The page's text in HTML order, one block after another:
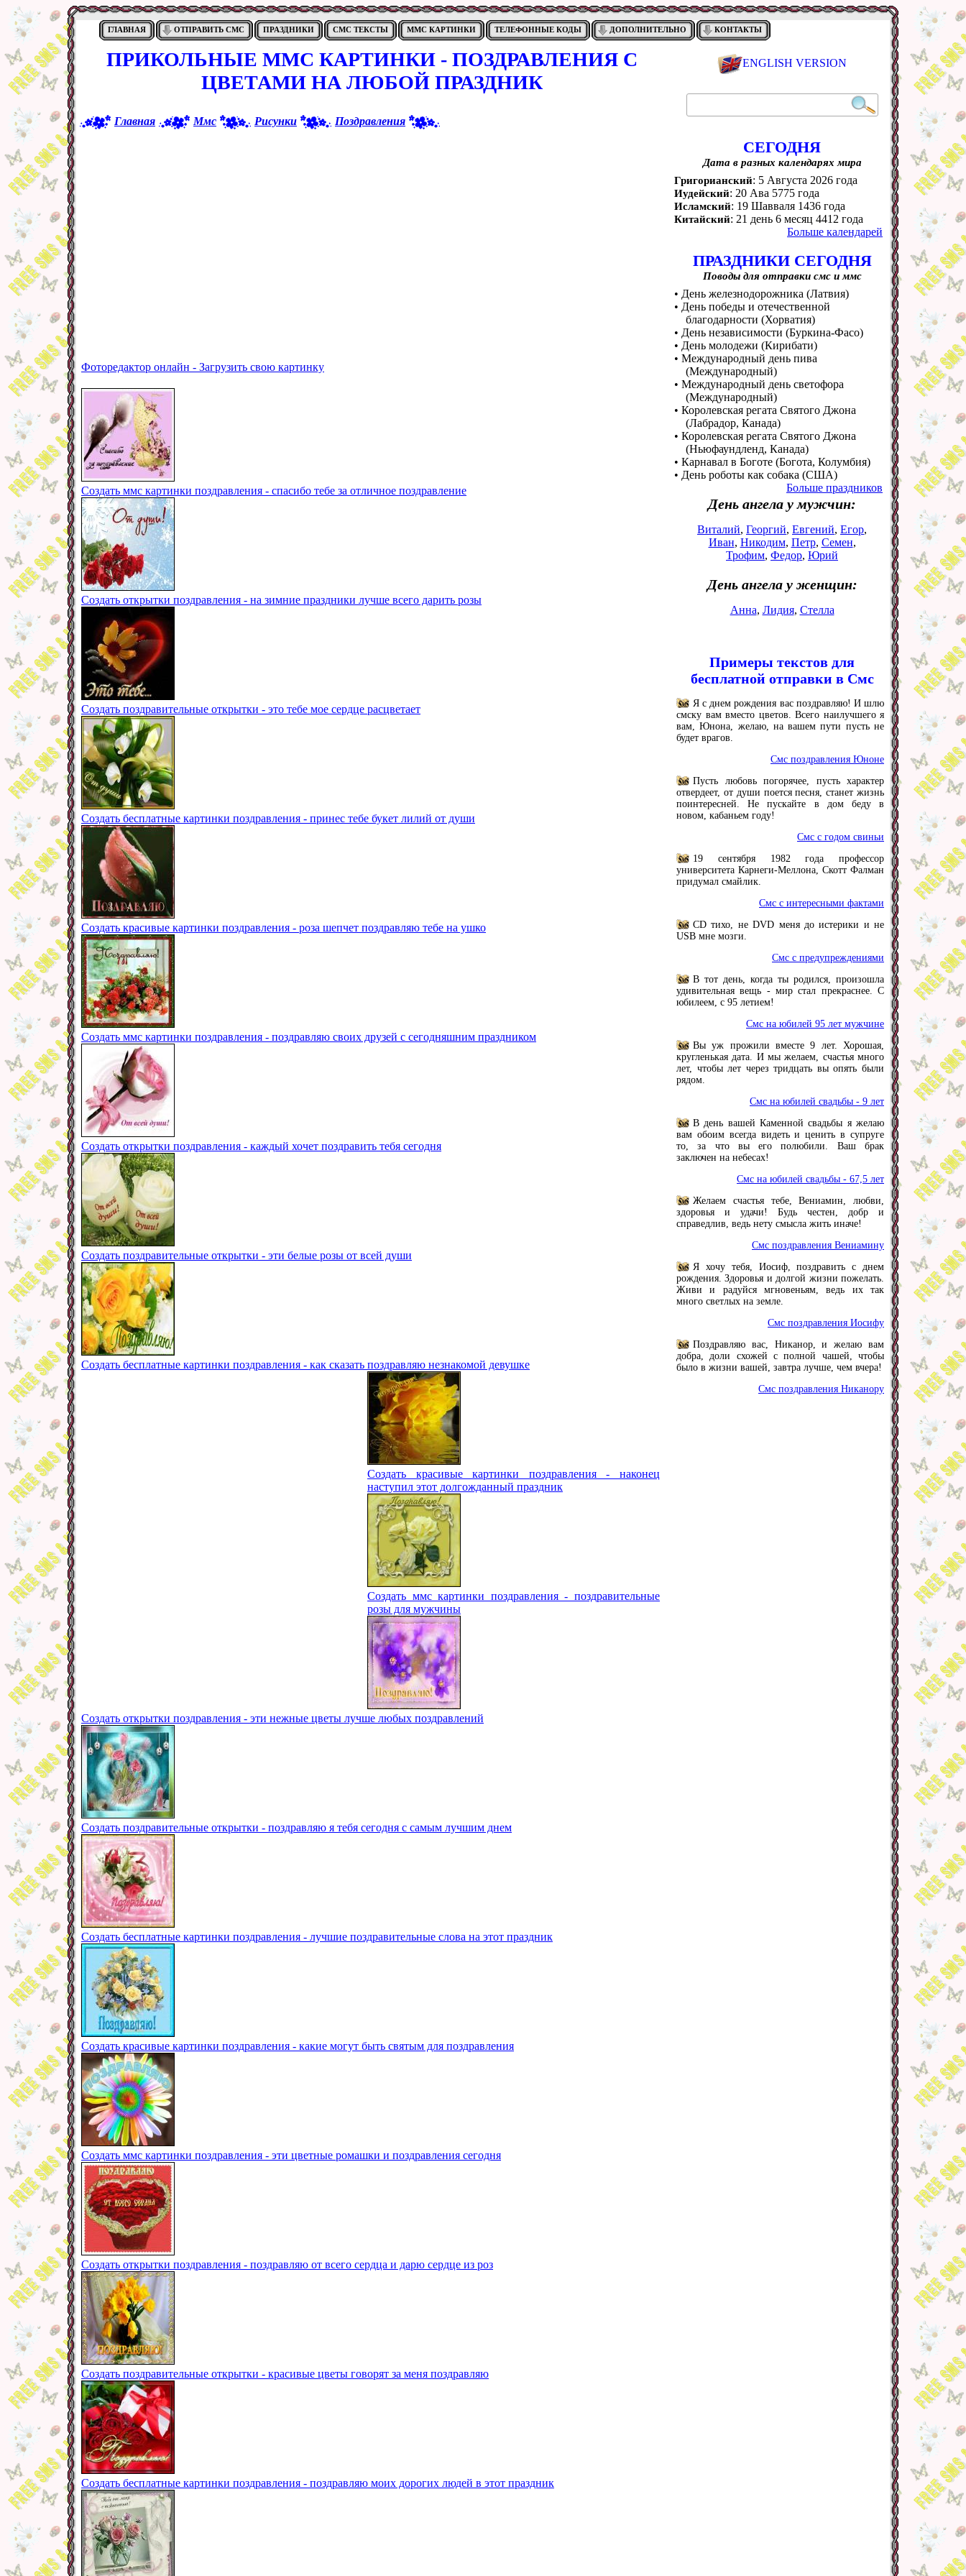
ГЛАВНАЯ ОТПРАВИТЬ СМС ПРАЗДНИКИ СМС ТЕКСТЫ ММС КАРТИНКИ ТЕЛЕФОННЫЕ КОДЫ ДОПОЛНИТЕЛЬНО КОНТАКТЫ
ПРИКОЛЬНЫЕ ММС КАРТИНКИ - ПОЗДРАВЛЕНИЯ С
ЦВЕТАМИ НА ЛЮБОЙ ПРАЗДНИК
Главная Ммс Рисунки Поздравления
Фоторедактор онлайн - Загрузить свою картинку
Создать ммс картинки поздравления - спасибо тебе за отличное поздравление
Создать открытки поздравления - на зимние праздники лучше всего дарить розы
Создать поздравительные открытки - это тебе мое сердце расцветает
Создать бесплатные картинки поздравления - принес тебе букет лилий от души
Создать красивые картинки поздравления - роза шепчет поздравляю тебе на ушко
Создать ммс картинки поздравления - поздравляю своих друзей с сегодняшним праздником
Создать открытки поздравления - каждый хочет поздравить тебя сегодня
Создать поздравительные открытки - эти белые розы от всей души
Создать бесплатные картинки поздравления - как сказать поздравляю незнакомой девушке
Создать красивые картинки поздравления - наконец
наступил этот долгожданный праздник
Создать ммс картинки поздравления - поздравительные
розы для мужчины
Создать открытки поздравления - эти нежные цветы лучше любых поздравлений
Создать поздравительные открытки - поздравляю я тебя сегодня с самым лучшим днем
Создать бесплатные картинки поздравления - лучшие поздравительные слова на этот праздник
Создать красивые картинки поздравления - какие могут быть святым для поздравления
Создать ммс картинки поздравления - эти цветные ромашки и поздравления сегодня
Создать открытки поздравления - поздравляю от всего сердца и дарю сердце из роз
Создать поздравительные открытки - красивые цветы говорят за меня поздравляю
Создать бесплатные картинки поздравления - поздравляю моих дорогих людей в этот праздник
ENGLISH VERSION
СЕГОДНЯ
Дата в разных календарях мира
Григорианский: 5 Августа 2026 года
Иудейский: 20 Ава 5775 года
Исламский: 19 Шавваля 1436 года
Китайский: 21 день 6 месяц 4412 года
Больше календарей
ПРАЗДНИКИ СЕГОДНЯ
Поводы для отправки смс и ммс
• День железнодорожника (Латвия)
• День победы и отечественной
благодарности (Хорватия)
• День независимости (Буркина-Фасо)
• День молодежи (Кирибати)
• Международный день пива
(Международный)
• Международный день светофора
(Международный)
• Королевская регата Святого Джона
(Лабрадор, Канада)
• Королевская регата Святого Джона
(Ньюфаундленд, Канада)
• Карнавал в Боготе (Богота, Колумбия)
• День роботы как собака (США)
Больше праздников
День ангела у мужчин:
Виталий, Георгий, Евгений, Егор,
Иван, Никодим, Петр, Семен,
Трофим, Федор, Юрий
День ангела у женщин:
Анна, Лидия, Стелла
Примеры текстов для
бесплатной отправки в Смс
Я с днем рождения вас поздравляю! И шлю
смску вам вместо цветов. Всего наилучшего я
вам, Юнона, желаю, на вашем пути пусть не
будет врагов.
Смс поздравления Юноне
Пусть любовь погорячее, пусть характер
отвердеет, от души поется песня, станет жизнь
поинтересней. Не пускайте в дом беду в
новом, кабаньем году!
Смс с годом свиньи
19 сентября 1982 года профессор
университета Карнеги-Меллона, Скотт Фалман
придумал смайлик.
Смс с интересными фактами
CD тихо, не DVD меня до истерики и не
USB мне мозги.
Смс с предупреждениями
В тот день, когда ты родился, произошла
удивительная вещь - мир стал прекраснее. С
юбилеем, с 95 летием!
Смс на юбилей 95 лет мужчине
Вы уж прожили вместе 9 лет. Хорошая,
кругленькая дата. И мы желаем, счастья много
лет, чтобы лет через тридцать вы опять были
рядом.
Смс на юбилей свадьбы - 9 лет
В день вашей Каменной свадьбы я желаю
вам обоим всегда видеть и ценить в супруге
то, за что вы его полюбили. Ваш брак
заключен на небесах!
Смс на юбилей свадьбы - 67,5 лет
Желаем счастья тебе, Вениамин, любви,
здоровья и удачи! Будь честен, добр и
справедлив, ведь нету смысла жить иначе!
Смс поздравления Вениамину
Я хочу тебя, Иосиф, поздравить с днем
рождения. Здоровья и долгой жизни пожелать.
Живи и радуйся мгновеньям, ведь их так
много светлых на земле.
Смс поздравления Иосифу
Поздравляю вас, Никанор, и желаю вам
добра, доли схожей с полной чашей, чтобы
было в жизни вашей, завтра лучше, чем вчера!
Смс поздравления Никанору